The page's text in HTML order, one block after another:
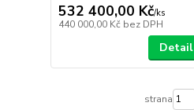
532 400,00 Kč/ks
440 000,00 Kč bez DPH
Detail
strana